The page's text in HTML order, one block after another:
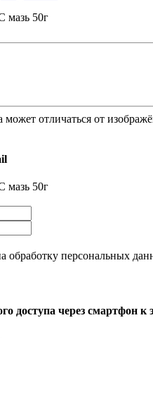
отличаться от
обработку персональных
доступа через смартфон к